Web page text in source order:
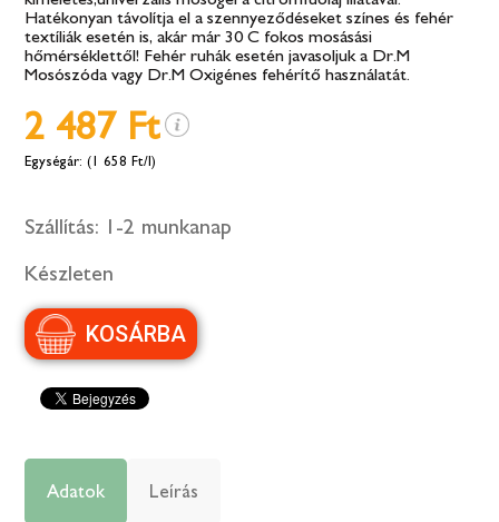
Hatékonyan távolítja el a szennyeződéseket színes és fehér
textíliák esetén is, akár már 30 C fokos mosásási
hőmérséklettől! Fehér ruhák esetén javasoljuk a Dr.M
Mosószóda vagy Dr.M Oxigénes fehérítő használatát.
2 487 Ft
(1 658 Ft/l)
Szállítás: 1-2 munkanap
Készleten
Adatok Leírás